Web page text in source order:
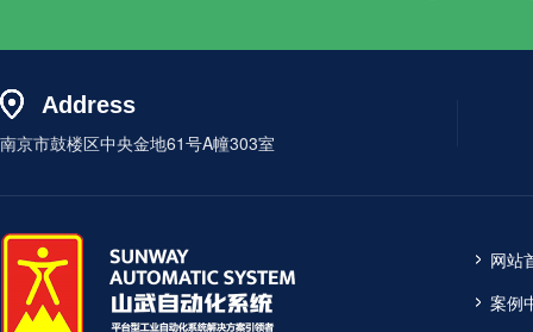
Address
南京市鼓楼区中央金地61号A幢303室
网站
案例